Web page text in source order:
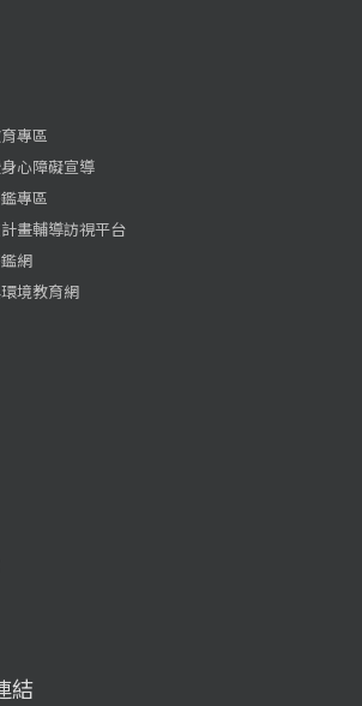
專區
心障礙宣導
專區
畫輔導訪視平台
網
境教育網
結